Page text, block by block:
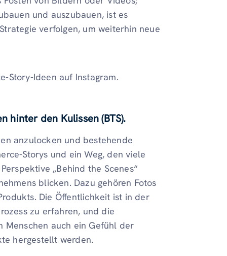
und auszubauen, ist es
verfolgen, um weiterhin neue
Story-Ideen auf Instagram.
hinter den Kulissen (BTS).
anzulocken und bestehende
Storys und ein Weg, den viele
„Behind the Scenes“
blicken. Dazu gehören Fotos
Die Öffentlichkeit ist in der
zu erfahren, und die
Menschen auch ein Gefühl der
hergestellt werden.